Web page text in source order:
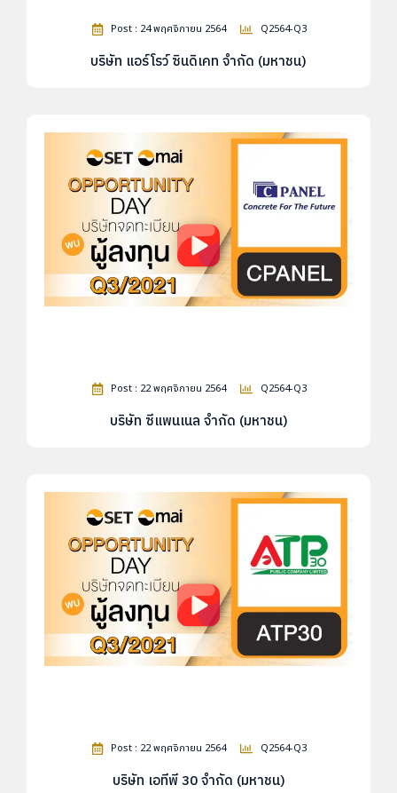
Post : 24 พฤศจิกายน 2564 Q2564-Q3
บริษัท แอร์โรว์ ซินดิเคท จำกัด (มหาชน)
Post : 22 พฤศจิกายน 2564 Q2564-Q3
บริษัท ซีแพนเนล จำกัด (มหาชน)
Post : 22 พฤศจิกายน 2564 Q2564-Q3
บริษัท เอทีพี 30 จำกัด (มหาชน)